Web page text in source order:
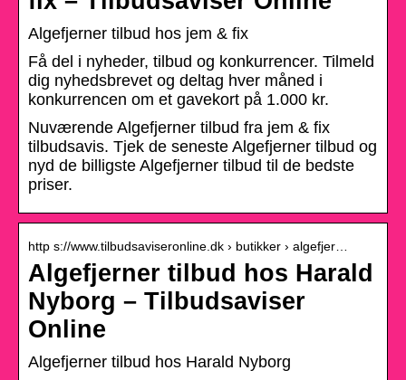
Algefjerner tilbud hos jem & fix
Få del i nyheder, tilbud og konkurrencer. Tilmeld
dig nyhedsbrevet og deltag hver måned i
konkurrencen om et gavekort på 1.000 kr.
Nuværende Algefjerner tilbud fra jem & fix
tilbudsavis. Tjek de seneste Algefjerner tilbud og
nyd de billigste Algefjerner tilbud til de bedste
priser.
http s://www.tilbudsaviseronline.dk › butikker › algefjer…
Algefjerner tilbud hos Harald
Nyborg – Tilbudsaviser
Online
Algefjerner tilbud hos Harald Nyborg